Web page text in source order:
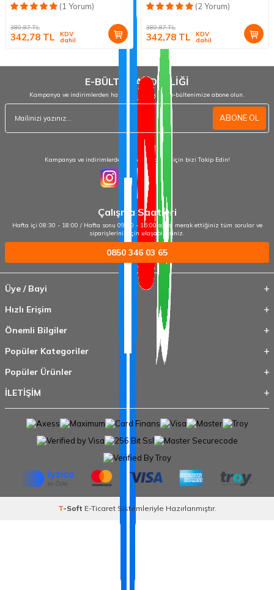
(1 Yorum)
380,87TL
342,78 TL KDV
dahil
(2 Yorum)
380,87TL
342,78 TL KDV
dahil
E-BÜLTEN ABONELİĞİ
Kampanya ve indirimlerden haberdar olmak için e-bültenimize abone olun.
ABONE OL
Kampanya ve indirimlerden haberdar olmak için bizi Takip Edin!
Çalışma Saatleri
Hafta içi 08:30 - 18:00 / Hafta sonu 09:00 - 15:00 arası merak ettiğiniz tüm sorular ve
siparişleriniz için ulaşabilirsiniz.
0850 346 03 65
Üye / Bayi
Hızlı Erişim
Önemli Bilgiler
Popüler Kategoriler
Popüler Ürünler
İLETİŞİM
T-Soft E-TicaretSistemleriyle Hazırlanmıştır.